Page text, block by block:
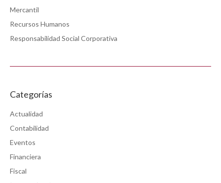
Mercantil
Recursos Humanos
Responsabilidad Social Corporativa
Categorías
Actualidad
Contabilidad
Eventos
Financiera
Fiscal